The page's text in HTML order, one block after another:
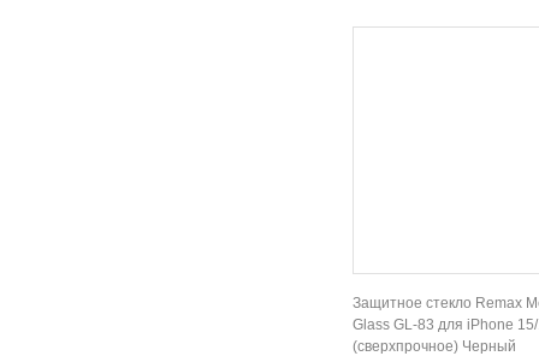
Защитное стекло Remax
Glass GL-83 для iPhone
(сверхпрочное) Черный